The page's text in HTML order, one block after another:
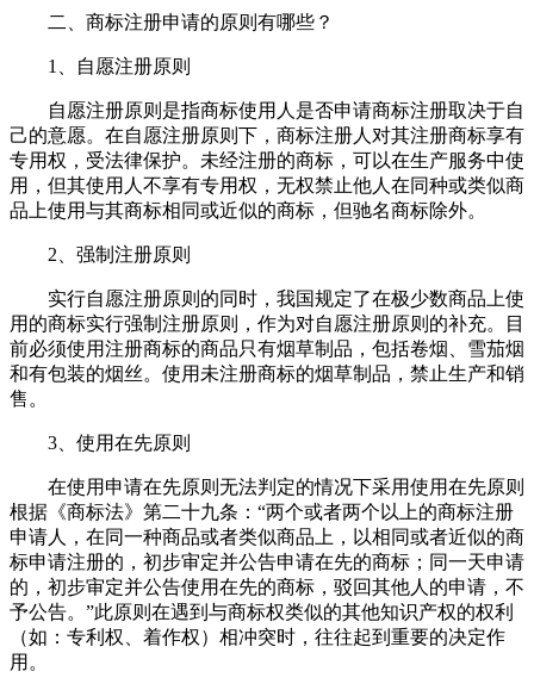
二、商标注册申请的原则有哪些？
1、自愿注册原则
自愿注册原则是指商标使用人是否申请商标注册取决于自
己的意愿。在自愿注册原则下，商标注册人对其注册商标享有
专用权，受法律保护。未经注册的商标，可以在生产服务中使
用，但其使用人不享有专用权，无权禁止他人在同种或类似商
品上使用与其商标相同或近似的商标，但驰名商标除外。
2、强制注册原则
实行自愿注册原则的同时，我国规定了在极少数商品上使
用的商标实行强制注册原则，作为对自愿注册原则的补充。目
前必须使用注册商标的商品只有烟草制品，包括卷烟、雪茄烟
和有包装的烟丝。使用未注册商标的烟草制品，禁止生产和销
售。
3、使用在先原则
在使用申请在先原则无法判定的情况下采用使用在先原则
根据《商标法》第二十九条：“两个或者两个以上的商标注册
申请人，在同一种商品或者类似商品上，以相同或者近似的商
标申请注册的，初步审定并公告申请在先的商标；同一天申请
的，初步审定并公告使用在先的商标，驳回其他人的申请，不
予公告。”此原则在遇到与商标权类似的其他知识产权的权利
（如：专利权、着作权）相冲突时，往往起到重要的决定作
用。